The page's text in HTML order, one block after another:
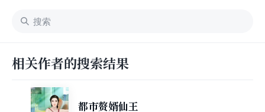
相关作者的搜索结果
都市赘婿仙王